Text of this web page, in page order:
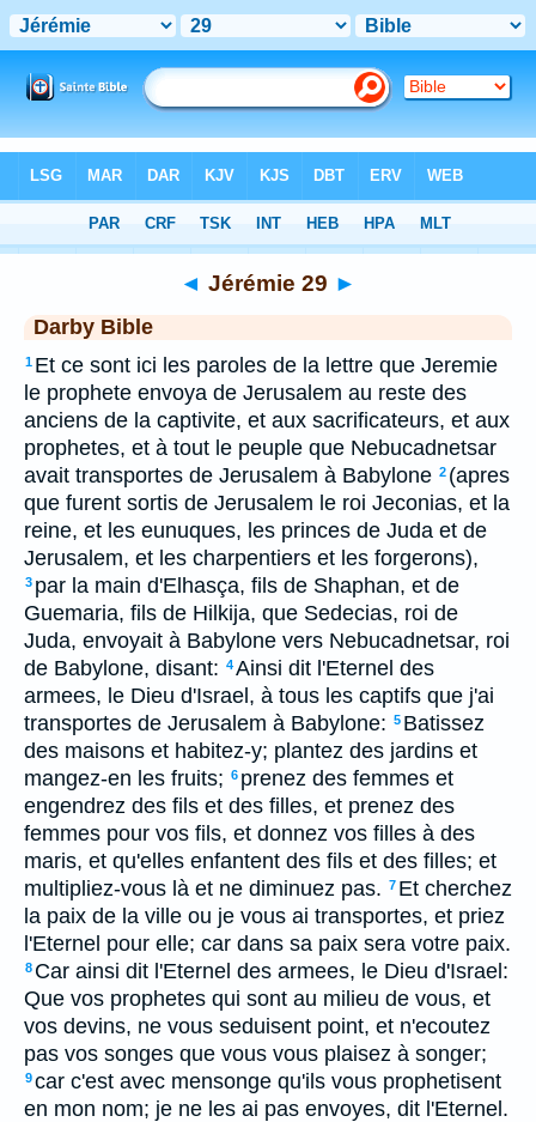
> Jérémie 29
◄ Jérémie 29 ►
Darby Bible
1 Et ce sont ici les paroles de la lettre que Jeremie
le prophete envoya de Jerusalem au reste des
anciens de la captivite, et aux sacrificateurs, et aux
prophetes, et à tout le peuple que Nebucadnetsar
avait transportes de Jerusalem à Babylone 2 (apres
que furent sortis de Jerusalem le roi Jeconias, et la
reine, et les eunuques, les princes de Juda et de
Jerusalem, et les charpentiers et les forgerons),
3 par la main d'Elhasça, fils de Shaphan, et de
Guemaria, fils de Hilkija, que Sedecias, roi de
Juda, envoyait à Babylone vers Nebucadnetsar, roi
de Babylone, disant: 4Ainsi dit l'Eternel des
armees, le Dieu d'Israel, à tous les captifs que j'ai
transportes de Jerusalem à Babylone: 5 Batissez
des maisons et habitez-y; plantez des jardins et
mangez-en les fruits; 6 prenez des femmes et
engendrez des fils et des filles, et prenez des
femmes pour vos fils, et donnez vos filles à des
maris, et qu'elles enfantent des fils et des filles; et
multipliez-vous là et ne diminuez pas. 7 Et cherchez
la paix de la ville ou je vous ai transportes, et priez
l'Eternel pour elle; car dans sa paix sera votre paix.
8 Car ainsi dit l'Eternel des armees, le Dieu d'Israel:
Que vos prophetes qui sont au milieu de vous, et
vos devins, ne vous seduisent point, et n'ecoutez
pas vos songes que vous vous plaisez à songer;
9car c'est avec mensonge qu'ils vous prophetisent
en mon nom; je ne les ai pas envoyes, dit l'Eternel.